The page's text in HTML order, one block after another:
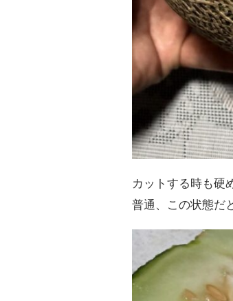
カットする時も硬
普通、この状態だ